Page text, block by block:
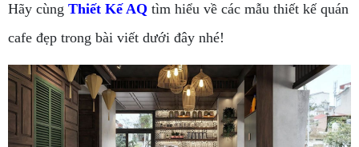
Hãy cùng Thiết Kế AQ tìm hiểu về các mẫu thiết kế quán
cafe đẹp trong bài viết dưới đây nhé!